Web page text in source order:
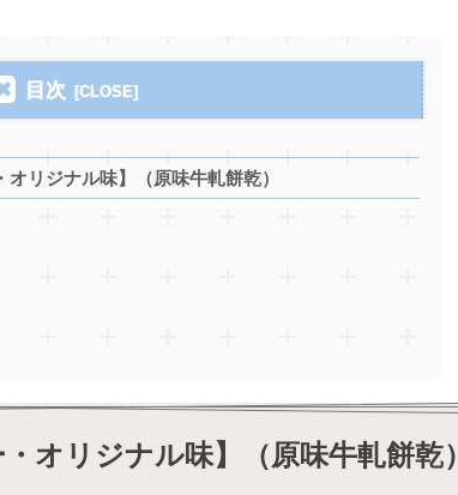
目次
リジナル味】（原味牛軋餅乾）
オリジナル味】（原味牛軋餅乾）